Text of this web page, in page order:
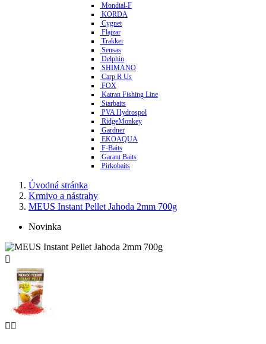
Mondial-F
KORDA
Cygnet
Flajzar
Trakker
Sensas
Delphin
SHIMANO
Carp R Us
FOX
Katran Fishing Line
Starbaits
PVA Hydrospol
RidgeMonkey
Gardner
EKOAQUA
F-Baits
Garant Baits
Pirkobaits
Úvodná stránka
Krmivo a nástrahy
MEUS Instant Pellet Jahoda 2mm 700g
Novinka

 